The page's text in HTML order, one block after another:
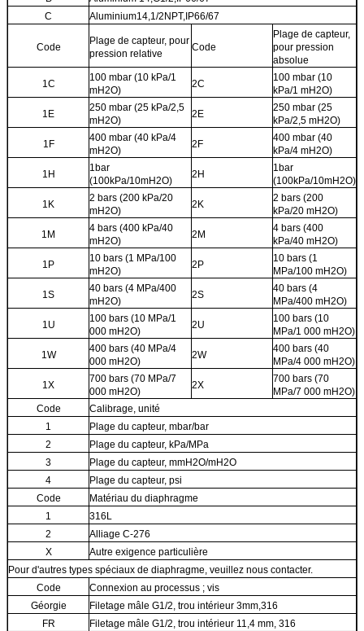
C
Aluminium14,1/2NPT,IP66/67
Code
Plage de capteur, pour
pression relative
Code
Plage de capteur,
pour pression
absolue
1C
100 mbar (10 kPa/1
mH2O)
2C
100 mbar (10
kPa/1 mH2O)
1E
250 mbar (25 kPa/2,5
mH2O)
2E
250 mbar (25
kPa/2,5 mH2O)
1F
400 mbar (40 kPa/4
mH2O)
2F
400 mbar (40
kPa/4 mH2O)
1H
1bar
(100kPa/10mH2O)
2H
1bar
(100kPa/10mH2O)
1K
2 bars (200 kPa/20
mH2O)
2K
2 bars (200
kPa/20 mH2O)
1M
4 bars (400 kPa/40
mH2O)
2M
4 bars (400
kPa/40 mH2O)
1P
10 bars (1 MPa/100
mH2O)
2P
10 bars (1
MPa/100 mH2O)
1S
40 bars (4 MPa/400
mH2O)
2S
40 bars (4
MPa/400 mH2O)
1U
100 bars (10 MPa/1
000 mH2O)
2U
100 bars (10
MPa/1 000 mH2O)
1W
400 bars (40 MPa/4
000 mH2O)
2W
400 bars (40
MPa/4 000 mH2O)
1X
700 bars (70 MPa/7
000 mH2O)
2X
700 bars (70
MPa/7 000 mH2O)
Code
Calibrage, unité
1
Plage du capteur, mbar/bar
2
Plage du capteur, kPa/MPa
3
Plage du capteur, mmH2O/mH2O
4
Plage du capteur, psi
Code
Matériau du diaphragme
1
316L
2
Alliage C-276
X
Autre exigence particulière
Pour d'autres types spéciaux de diaphragme, veuillez nous contacter.
Code
Connexion au processus ; vis
Géorgie
Filetage mâle G1/2, trou intérieur 3mm,316
FR
Filetage mâle G1/2, trou intérieur 11,4 mm, 316